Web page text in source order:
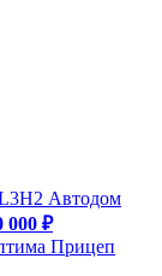
Автодом
000 ₽
Прицеп